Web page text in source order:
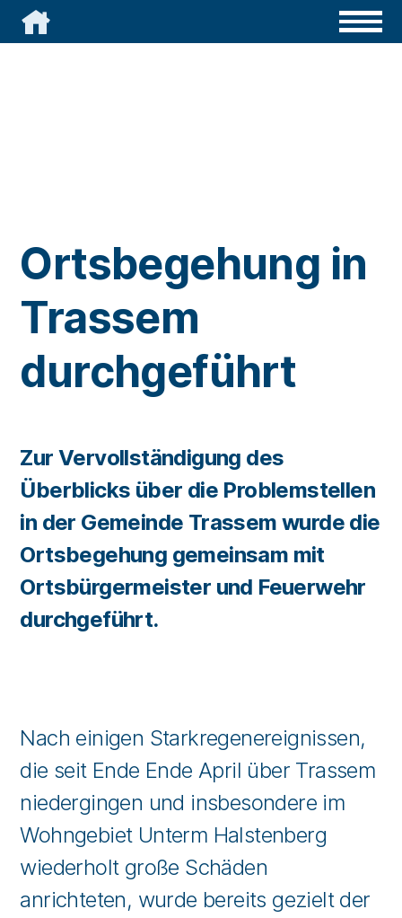

Ortsbegehung in
Trassem
durchgeführt
Zur Vervollständigung des
Überblicks über die Problemstellen
in der Gemeinde Trassem wurde die
Ortsbegehung gemeinsam mit
Ortsbürgermeister und Feuerwehr
durchgeführt.
Nach einigen Starkregenereignissen,
die seit Ende Ende April über Trassem
niedergingen und insbesondere im
Wohngebiet Unterm Halstenberg
wiederholt große Schäden
anrichteten, wurde bereits gezielt der